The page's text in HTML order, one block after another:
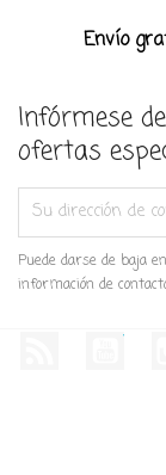
Envío
Infórmese
ofertas
Puede darse de baja
información de